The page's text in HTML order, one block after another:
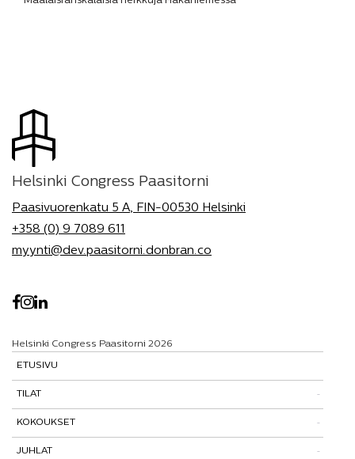
Helsinki Congress Paasitorni
Paasivuorenkatu 5 A, FIN-00530 Helsinki
+358 (0) 9 7089 611
myynti@dev.paasitorni.donbran.co
Helsinki Congress Paasitorni 2026
ETUSIVU
TILAT
Tutustu tiloihimme
Tilat ja tarinat
KOKOUKSET
Kokouspaketit
JUHLAT